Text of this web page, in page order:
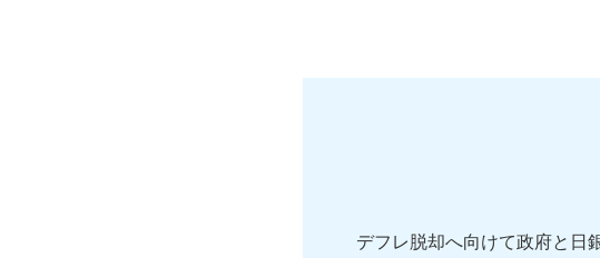
デフレ脱却へ向けて政府と日